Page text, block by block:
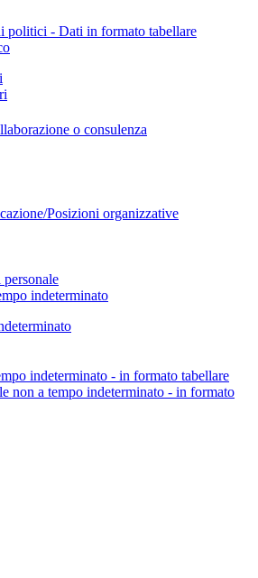
politici - Dati in formato tabellare
o consulenza
Posizioni organizzative
indeterminato
indeterminato - in formato tabellare
non a tempo indeterminato - in formato